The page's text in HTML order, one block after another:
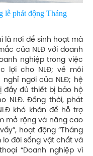
động Tháng
là nơi để sinh hoạt mà
của NLĐ với doanh
nghiệp trong việc
lợi cho NLĐ; về môi
ngơi của NLĐ; hệ
đầy đủ thiết bị bảo hộ
NLĐ. Đồng thời, phát
khó khăn để hỗ trợ
mở rộng và nâng cao
hoạt động “Tháng
đời sống vật chất và
“Doanh nghiệp vì